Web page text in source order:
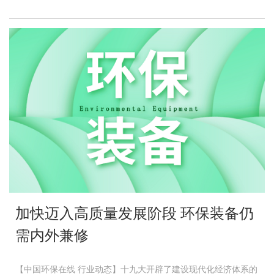
加快迈入高质量发展阶段 环保装备仍
需内外兼修
【中国环保在线 行业动态】十九大开辟了建设现代化经济体系的